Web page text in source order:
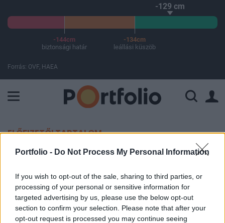
Portfolio - Do Not Process My Personal Information
If you wish to opt-out of the sale, sharing to third parties, or
processing of your personal or sensitive information for
targeted advertising by us, please use the below opt-out
section to confirm your selection. Please note that after your
opt-out request is processed you may continue seeing
-129 cm
-144cm
biztonsági határ
-134cm
leállási küszöb
Forrás: OVF, HAEA
ELŐFIZETŐI TARTALOM
Napelemek: a legrosszabbkor lett
hiánycikk a panel
Portfolio
2017. október 19. 14:48